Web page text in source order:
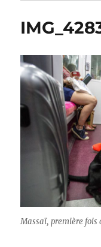
Massaï, première fois